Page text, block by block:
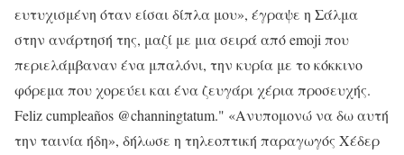
ευτυχισμένη όταν είσαι δίπλα μου», έγραψε η Σάλμα
στην ανάρτησή της, μαζί με μια σειρά από emoji που
περιελάμβαναν ένα μπαλόνι, την κυρία με το κόκκινο
φόρεμα που χορεύει και ένα ζευγάρι χέρια προσευχής.
Feliz cumpleaños @channingtatum." «Ανυπομονώ να δω αυτή
την ταινία ήδη», δήλωσε η τηλεοπτική παραγωγός Χέδερ